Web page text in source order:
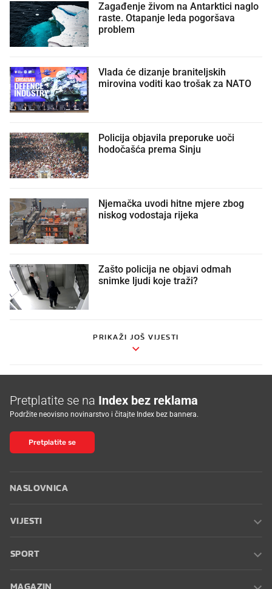
Zagađenje živom na Antarktici naglo
raste. Otapanje leda pogoršava
problem
Vlada će dizanje braniteljskih
mirovina voditi kao trošak za NATO
Policija objavila preporuke uoči
hodočašća prema Sinju
Njemačka uvodi hitne mjere zbog
niskog vodostaja rijeka
Zašto policija ne objavi odmah
snimke ljudi koje traži?
PRIKAŽI JOŠ VIJESTI
Pretplatite se na Index bez reklama
Podržite neovisno novinarstvo i čitajte Index bez bannera.
Pretplatite se
NASLOVNICA
VIJESTI
SPORT
MAGAZIN